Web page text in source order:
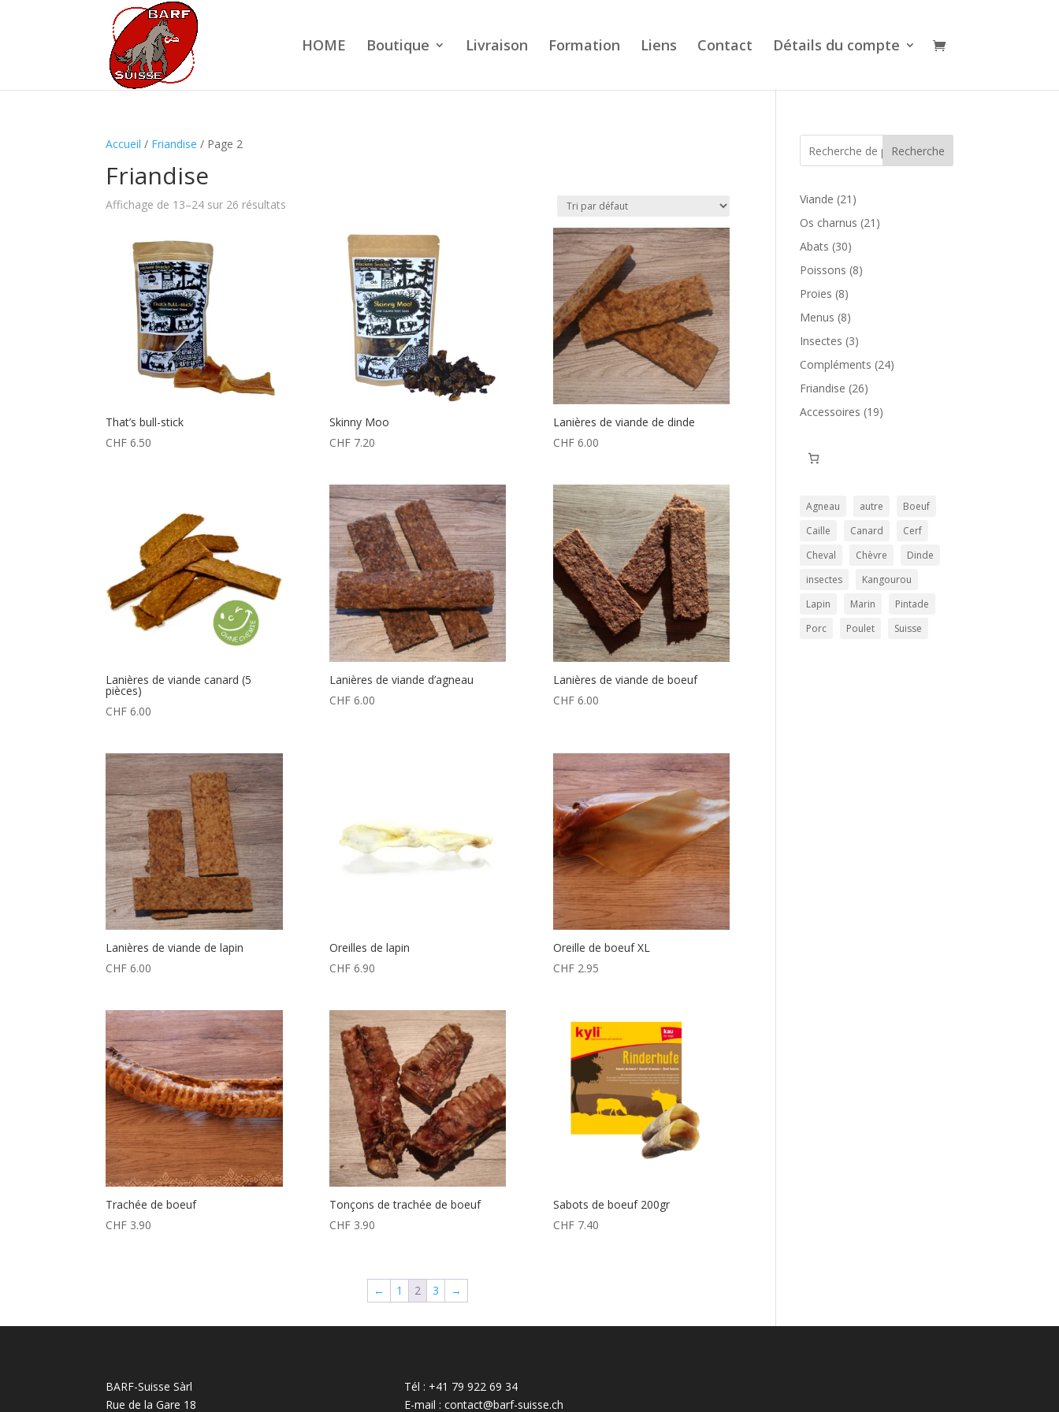
HOME Boutique Livraison Formation Liens Contact Détails du compte
Accueil / Friandise / Page 2
Friandise
Affichage de 13–24 sur 26 résultats
That’s bull-stick
CHF 6.50
Skinny Moo
CHF7.20
Lanières de viande de dinde
CHF6.00
Lanières de viande canard (5
pièces)
CHF 6.00
Lanières de viande d’agneau
CHF6.00
Lanières de viande de boeuf
CHF6.00
Lanières de viande de lapin
CHF 6.00
Oreilles de lapin
CHF6.90
Oreille de boeuf XL
CHF2.95
Trachée de boeuf
CHF 3.90
Tonçons de trachée de boeuf
CHF3.90
Sabots de boeuf 200gr
CHF7.40
← 1 2 3 →
Recherche
Viande 21 21
produits
Os charnus 21 21
Abats 3030
produits
Poissons 88
Proies 88
produits
Menus 88
produits
Insectes 33
produits
Compléments 2424
Friandise 2626
produits
Accessoires 1919
Agneau autre
Boeuf
Caille
Canard
Cerf
Cheval
Chèvre
Dinde
insectes
Kangourou
Lapin
Marin
Pintade
Porc
Poulet Suisse
BARF-Suisse Sàrl
Rue de la Gare 18
Tél : +41 79 922 69 34
E-mail : contact@barf-suisse.ch